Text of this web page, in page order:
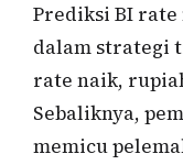
Prediksi BI
dalam strategi
rate naik,
Sebaliknya,
memicu